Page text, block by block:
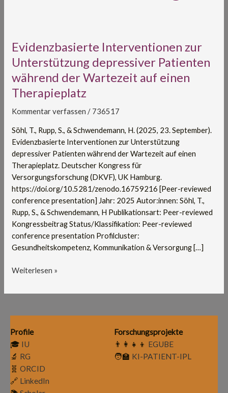
Evidenzbasierte Interventionen zur
Unterstützung depressiver Patienten
während der Wartezeit auf einen
Therapieplatz
Kommentar verfassen / 736517
Söhl, T., Rupp, S., & Schwendemann, H. (2025, 23. September).
Evidenzbasierte Interventionen zur Unterstützung
depressiver Patienten während der Wartezeit auf einen
Therapieplatz. Deutscher Kongress für
Versorgungsforschung (DKVF), UK Hamburg.
https://doi.org/10.5281/zenodo.16759216 [Peer-reviewed
conference presentation] Jahr: 2025 Autor:innen: Söhl, T.,
Rupp, S., & Schwendemann, H Publikationsart: Peer-reviewed
Kongressbeitrag Status/Klassifikation: Peer-reviewed
conference presentation Profilcluster:
Gesundheitskompetenz, Kommunikation & Versorgung […]
Evidenzbasierte
Interventionen
zur
Unterstützung
depressiver
während
der
Wartezeit
auf
einen
Therapieplatz
Weiterlesen »
Profile
🎓 IU
🔬 RG
🧬 ORCID
🔗 LinkedIn
Forschungsprojekte
👨‍👩‍👧‍👦 EGUBE
🧑‍🏫 KI-PATIENT-IPL